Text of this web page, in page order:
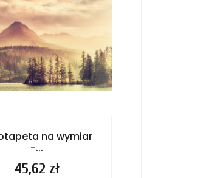
na wymiar
-...
Cena
45,62 zł